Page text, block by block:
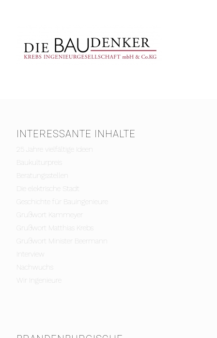
INTERESSANTE INHALTE
25 Jahre vielfältige Ideen
Baukulturpreis
Beratungsstellen
Die elektrische Stadt
Geschichte für Bauingenieure
Grußwort Kammeyer
Grußwort Matthias Krebs
Grußwort Minister Beermann
Interview
Nachwuchs
Wir Ingenieure